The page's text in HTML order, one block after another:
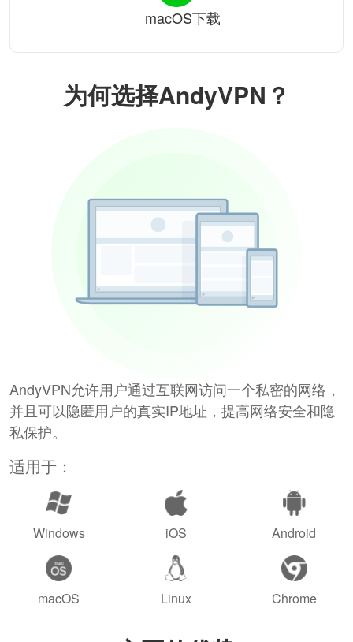
为何选择AndyVPN？
AndyVPN允许用户通过互联网访问一个私密的网络，
并且可以隐匿用户的真实IP地址，提高网络安全和隐
私保护。
适用于：
Windows iOS Android
macOS Linux Chrome
macOS下载